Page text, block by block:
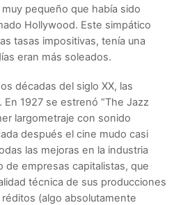
pequeño que había sido
Hollywood. Este simpático
tasas impositivas, tenía una
eran más soleados.
décadas del siglo XX, las
1927 se estrenó “The Jazz
largometraje con sonido
después el cine mudo casi
las mejoras en la industria
de empresas capitalistas, que
técnica de sus producciones
(algo absolutamente